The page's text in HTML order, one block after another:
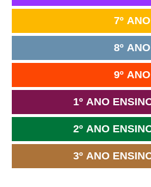
7º ANO
8º ANO
9º ANO
1º ANO
2º ANO
3º ANO